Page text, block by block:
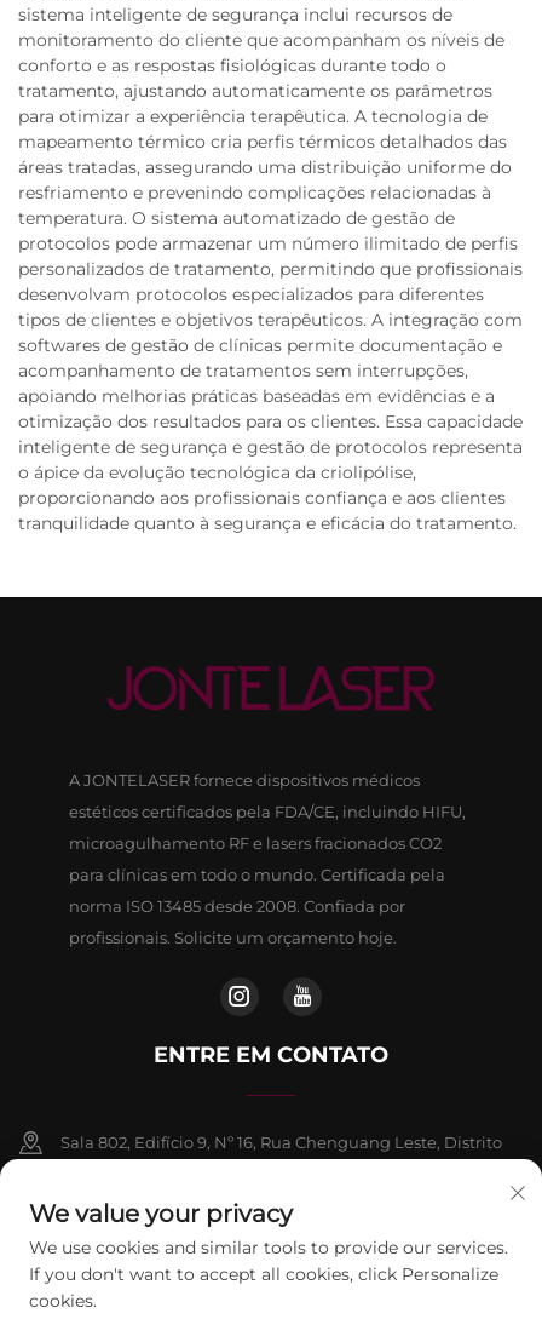
sistema inteligente de segurança inclui recursos de
monitoramento do cliente que acompanham os níveis de
conforto e as respostas fisiológicas durante todo o
tratamento, ajustando automaticamente os parâmetros
para otimizar a experiência terapêutica. A tecnologia de
mapeamento térmico cria perfis térmicos detalhados das
áreas tratadas, assegurando uma distribuição uniforme do
resfriamento e prevenindo complicações relacionadas à
temperatura. O sistema automatizado de gestão de
protocolos pode armazenar um número ilimitado de perfis
personalizados de tratamento, permitindo que profissionais
desenvolvam protocolos especializados para diferentes
tipos de clientes e objetivos terapêuticos. A integração com
softwares de gestão de clínicas permite documentação e
acompanhamento de tratamentos sem interrupções,
apoiando melhorias práticas baseadas em evidências e a
otimização dos resultados para os clientes. Essa capacidade
inteligente de segurança e gestão de protocolos representa
o ápice da evolução tecnológica da criolipólise,
proporcionando aos profissionais confiança e aos clientes
tranquilidade quanto à segurança e eficácia do tratamento.
A JONTELASER fornece dispositivos médicos
estéticos certificados pela FDA/CE, incluindo HIFU,
microagulhamento RF e lasers fracionados CO2
para clínicas em todo o mundo. Certificada pela
norma ISO 13485 desde 2008. Confiada por
profissionais. Solicite um orçamento hoje.
ENTRE EM CONTATO
Sala 802, Edifício 9, Nº 16, Rua Chenguang Leste, Distrito
+86-13911459627
[email protected]
We value your privacy
We use cookies and similar tools to provide our services.
If you don't want to accept all cookies, click Personalize
cookies.